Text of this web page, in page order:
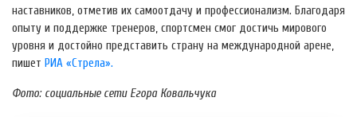
наставников, отметив их самоотдачу и профессионализм. Благодаря
опыту и поддержке тренеров, спортсмен смог достичь мирового
уровня и достойно представить страну на международной арене,
пишет РИА «Стрела».
Фото: социальные сети Егора Ковальчука